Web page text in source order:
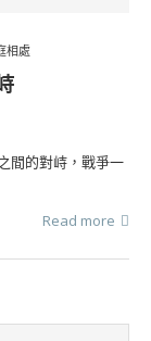
相處
間的對峙，戰爭一
Read more